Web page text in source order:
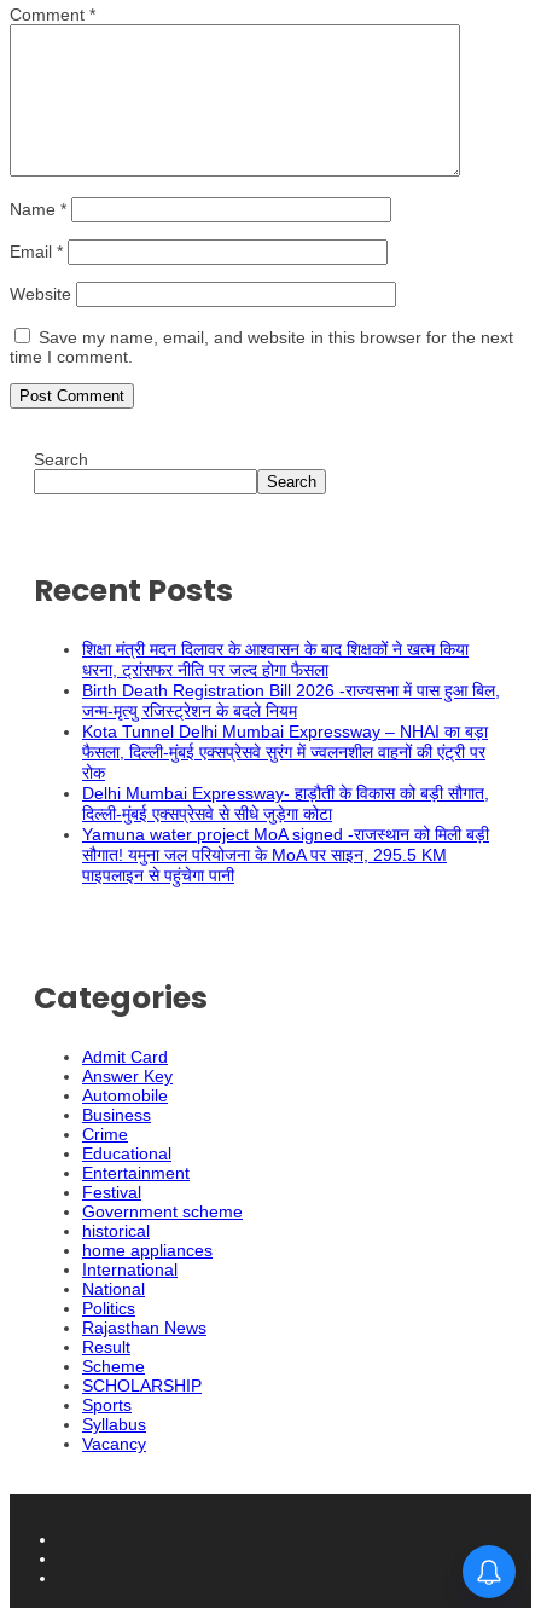
Comment *
Name *
Email *
Website
Save my name, email, and website in this browser for the next
time I comment.
Search
Search
Recent Posts
शिक्षा मंत्री मदन दिलावर के आश्वासन के बाद शिक्षकों ने खत्म किया
धरना, ट्रांसफर नीति पर जल्द होगा फैसला
Birth Death Registration Bill 2026 -राज्यसभा में पास हुआ बिल,
जन्म-मृत्यु रजिस्ट्रेशन के बदले नियम
Kota Tunnel Delhi Mumbai Expressway – NHAI का बड़ा
फैसला, दिल्ली-मुंबई एक्सप्रेसवे सुरंग में ज्वलनशील वाहनों की एंट्री पर
रोक
Delhi Mumbai Expressway- हाड़ौती के विकास को बड़ी सौगात,
दिल्ली-मुंबई एक्सप्रेसवे से सीधे जुड़ेगा कोटा
Yamuna water project MoA signed -राजस्थान को मिली बड़ी
सौगात! यमुना जल परियोजना के MoA पर साइन, 295.5 KM
पाइपलाइन से पहुंचेगा पानी
Categories
Admit Card
Answer Key
Automobile
Business
Crime
Educational
Entertainment
Festival
Government scheme
historical
home appliances
International
National
Politics
Rajasthan News
Result
Scheme
SCHOLARSHIP
Sports
Syllabus
Vacancy